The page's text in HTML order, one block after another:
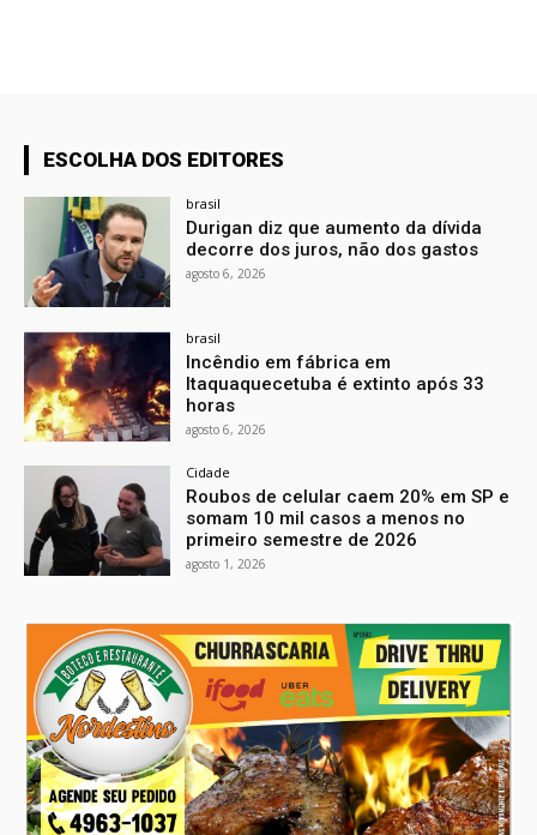
ESCOLHA DOS EDITORES
brasil
Durigan diz que aumento da dívida
decorre dos juros, não dos gastos
agosto 6, 2026
brasil
Incêndio em fábrica em
Itaquaquecetuba é extinto após 33
horas
agosto 6, 2026
Cidade
Roubos de celular caem 20% em SP e
somam 10 mil casos a menos no
primeiro semestre de 2026
agosto 1, 2026